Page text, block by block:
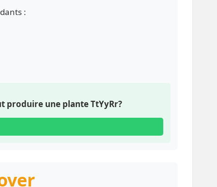
:
produire une plante TtYyRr?